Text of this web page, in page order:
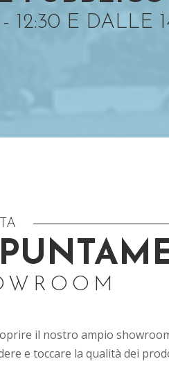
E DALLE
il nostro ampio
e toccare la qualità dei